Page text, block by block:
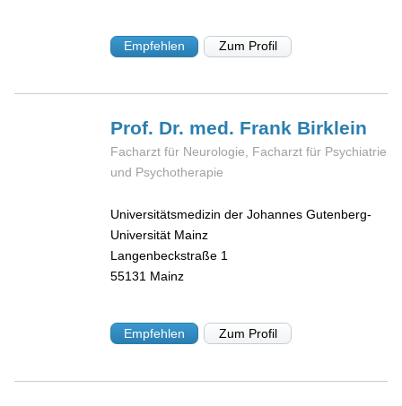
Empfehlen Zum Profil
Prof. Dr. med. Frank Birklein
Facharzt für Neurologie, Facharzt für Psychiatrie
und Psychotherapie
Universitätsmedizin der Johannes Gutenberg-
Universität Mainz
Langenbeckstraße 1
55131 Mainz
Empfehlen Zum Profil